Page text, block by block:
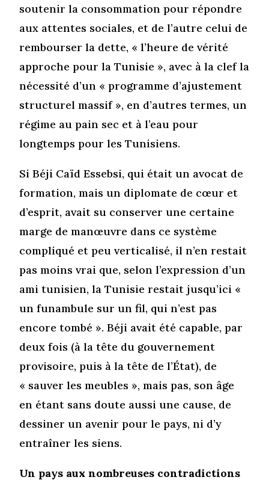
soutenir la consommation pour répondre
aux attentes sociales, et de l’autre celui de
rembourser la dette, « l’heure de vérité
approche pour la Tunisie », avec à la clef la
nécessité d’un « programme d’ajustement
structurel massif », en d’autres termes, un
régime au pain sec et à l’eau pour
longtemps pour les Tunisiens.
Si Béji Caïd Essebsi, qui était un avocat de
formation, mais un diplomate de cœur et
d’esprit, avait su conserver une certaine
marge de manœuvre dans ce système
compliqué et peu verticalisé, il n’en restait
pas moins vrai que, selon l’expression d’un
ami tunisien, la Tunisie restait jusqu’ici «
un funambule sur un fil, qui n’est pas
encore tombé ». Béji avait été capable, par
deux fois (à la tête du gouvernement
provisoire, puis à la tête de l’État), de
« sauver les meubles », mais pas, son âge
en étant sans doute aussi une cause, de
dessiner un avenir pour le pays, ni d’y
entraîner les siens.
Un pays aux nombreuses contradictions